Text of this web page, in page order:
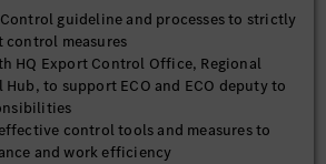
guideline and processes to strictly
control measures
HQ Export Control Office, Regional
to support ECO and ECO deputy to
control tools and measures to
and work efficiency